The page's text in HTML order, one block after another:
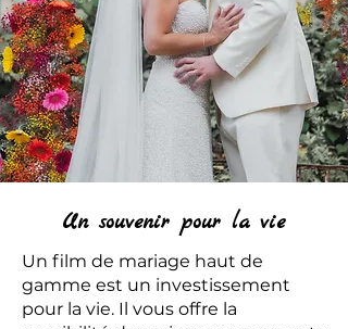
Un souvenir pour la vie
Un film de mariage haut de
gamme est un investissement
pour la vie. Il vous offre la